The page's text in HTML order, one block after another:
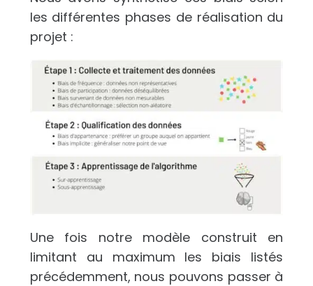
les différentes phases de réalisation du
projet :
Une fois notre modèle construit en
limitant au maximum les biais listés
précédemment, nous pouvons passer à